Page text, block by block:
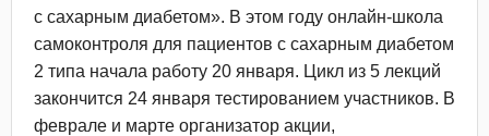
с сахарным диабетом». В этом году онлайн-школа
самоконтроля для пациентов с сахарным диабетом
2 типа начала работу 20 января. Цикл из 5 лекций
закончится 24 января тестированием участников. В
феврале и марте организатор акции,